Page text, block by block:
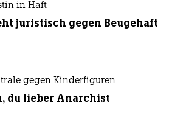
in Haft
juristisch gegen Beugehaft
gegen Kinderfiguren
du lieber Anarchist